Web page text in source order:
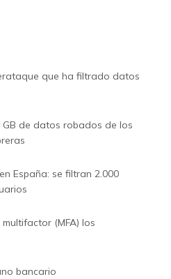
que ha filtrado datos
GB de datos robados de los
España: se filtran 2.000
(MFA) los
bancario